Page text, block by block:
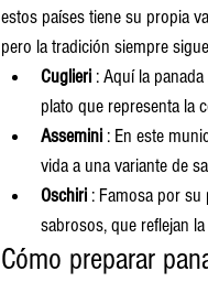
estos países tiene su propia
pero la tradición siempre
Cuglieri : Aquí la
plato que representa la
Assemini : En este
vida a una variante de
Oschiri : Famosa por su
sabrosos, que reflejan
Cómo preparar